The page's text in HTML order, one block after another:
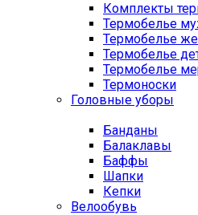
Комплекты
Термобелье
Термобелье
Термобелье
Термобелье
Термоноски
Головные уборы
Банданы
Балаклавы
Баффы
Шапки
Кепки
Велообувь